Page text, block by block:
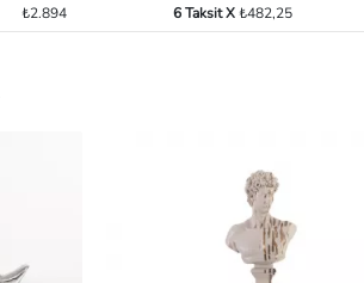
₺2.894 6 Taksit X₺482,25